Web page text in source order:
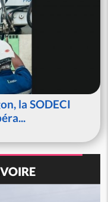
la SODECI